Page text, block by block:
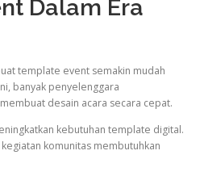
Dalam Era
template event semakin mudah
banyak penyelenggara
desain acara secara cepat.
kebutuhan template digital.
komunitas membutuhkan